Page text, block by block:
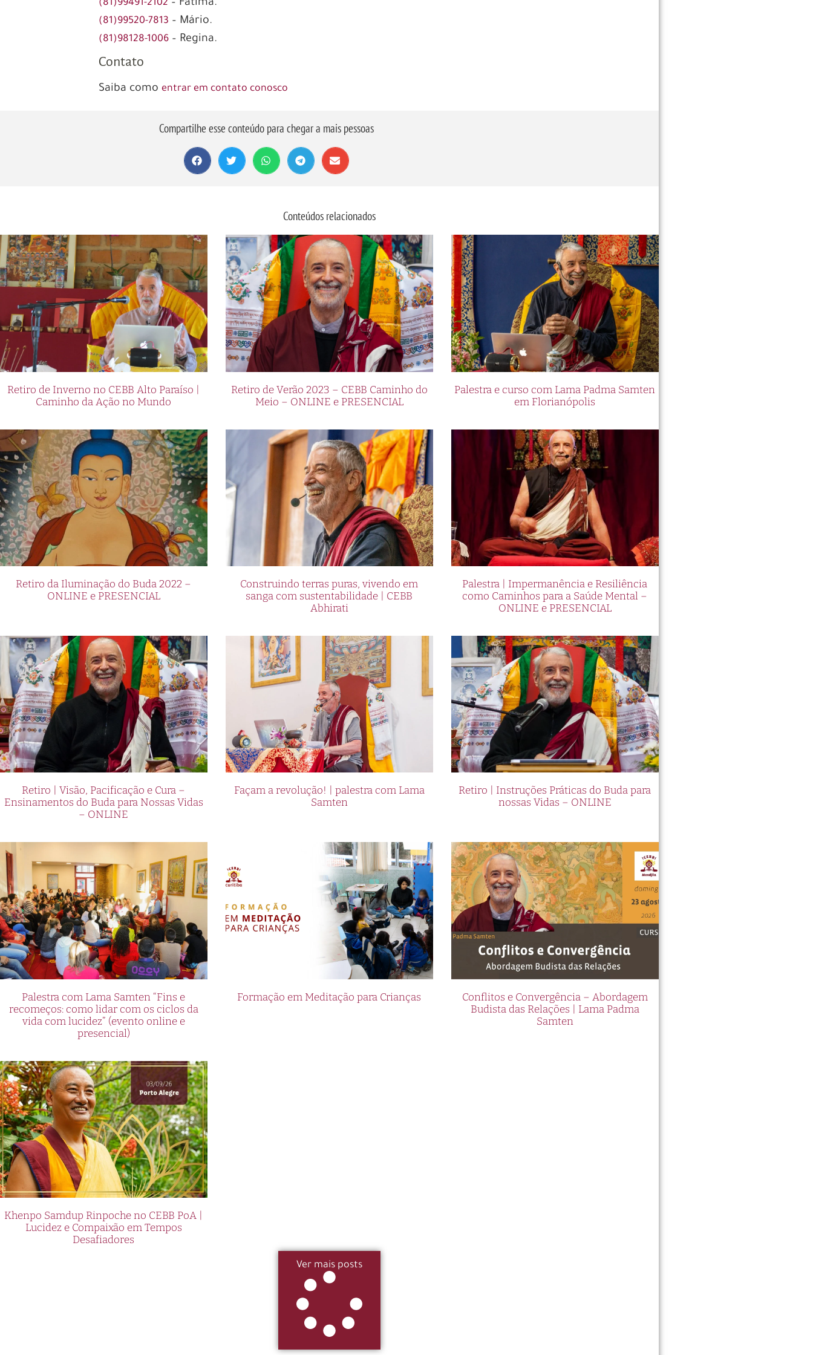
(81)99491-2102 – Fátima.
(81)99520-7813 – Mário.
(81)98128-1006 – Regina.
Contato
Saiba comoentrar em contato conosco
Compartilhe esse conteúdo para chegar a mais pessoas
Conteúdos relacionados
Retiro de Inverno no CEBB Alto Paraíso |
Caminho da Ação no Mundo
Retiro de Verão 2023 – CEBB Caminho do
Meio – ONLINE e PRESENCIAL
Palestra e curso com Lama Padma Samten
em Florianópolis
Retiro da Iluminação do Buda 2022 –
ONLINE e PRESENCIAL
Construindo terras puras, vivendo em
sanga com sustentabilidade | CEBB
Abhirati
Palestra | Impermanência e Resiliência
como Caminhos para a Saúde Mental –
ONLINE e PRESENCIAL
Retiro | Visão, Pacificação e Cura –
Ensinamentos do Buda para Nossas Vidas
– ONLINE
Façam a revolução! | palestra com Lama
Samten
Retiro | Instruções Práticas do Buda para
nossas Vidas – ONLINE
Palestra com Lama Samten “Fins e
recomeços: como lidar com os ciclos da
vida com lucidez” (evento online e
presencial)
Formação em Meditação para Crianças
Conflitos e Convergência – Abordagem
Budista das Relações | Lama Padma
Samten
Khenpo Samdup Rinpoche no CEBB PoA |
Lucidez e Compaixão em Tempos
Desafiadores
Ver mais posts